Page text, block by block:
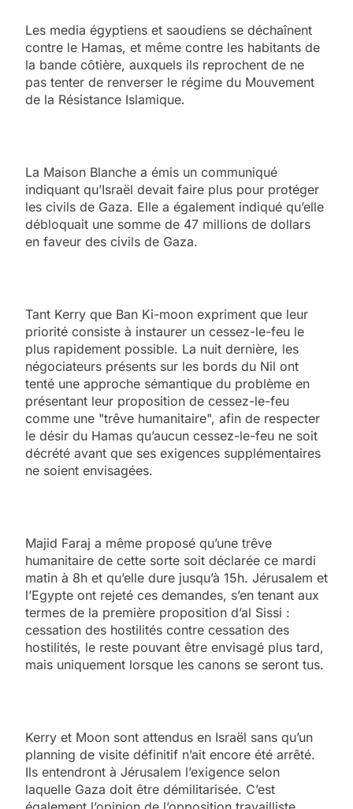
Les media égyptiens et saoudiens se déchaînent
contre le Hamas, et même contre les habitants de
la bande côtière, auxquels ils reprochent de ne
pas tenter de renverser le régime du Mouvement
de la Résistance Islamique.
La Maison Blanche a émis un communiqué
indiquant qu’Israël devait faire plus pour protéger
les civils de Gaza. Elle a également indiqué qu’elle
débloquait une somme de 47 millions de dollars
en faveur des civils de Gaza.
Tant Kerry que Ban Ki-moon expriment que leur
priorité consiste à instaurer un cessez-le-feu le
plus rapidement possible. La nuit dernière, les
négociateurs présents sur les bords du Nil ont
tenté une approche sémantique du problème en
présentant leur proposition de cessez-le-feu
comme une "trêve humanitaire", afin de respecter
le désir du Hamas qu’aucun cessez-le-feu ne soit
décrété avant que ses exigences supplémentaires
ne soient envisagées.
Majid Faraj a même proposé qu’une trêve
humanitaire de cette sorte soit déclarée ce mardi
matin à 8h et qu’elle dure jusqu’à 15h. Jérusalem et
l’Egypte ont rejeté ces demandes, s’en tenant aux
termes de la première proposition d’al Sissi :
cessation des hostilités contre cessation des
hostilités, le reste pouvant être envisagé plus tard,
mais uniquement lorsque les canons se seront tus.
Kerry et Moon sont attendus en Israël sans qu’un
planning de visite définitif n’ait encore été arrêté.
Ils entendront à Jérusalem l’exigence selon
laquelle Gaza doit être démilitarisée. C’est